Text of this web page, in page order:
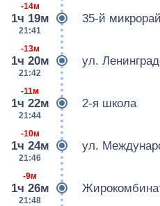
-14м
1ч 19м
21:41
35-й
-13м
1ч 20м
21:42
ул.
-11м
1ч 22м
21:44
2-я школа
-10м
1ч 24м
21:46
ул.
-9м
1ч 26м
21:48